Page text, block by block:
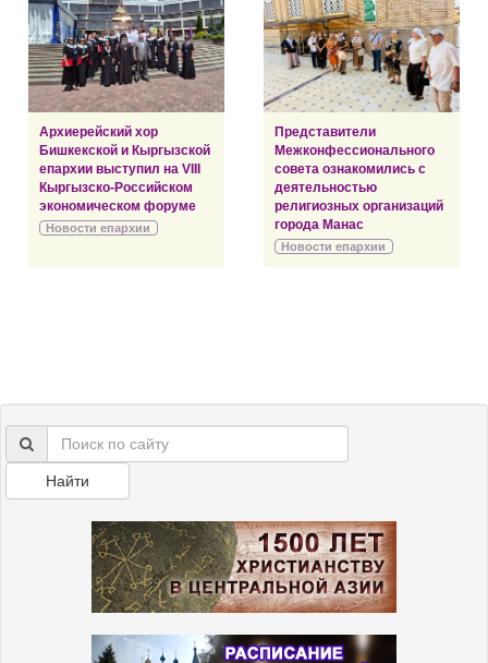
Архиерейский хор
Бишкекской и Кыргызской
епархии выступил на VIII
Кыргызско-Российском
экономическом форуме
Новости епархии
Представители
Межконфессионального
совета ознакомились с
деятельностью
религиозных организаций
города Манас
Новости епархии
Найти